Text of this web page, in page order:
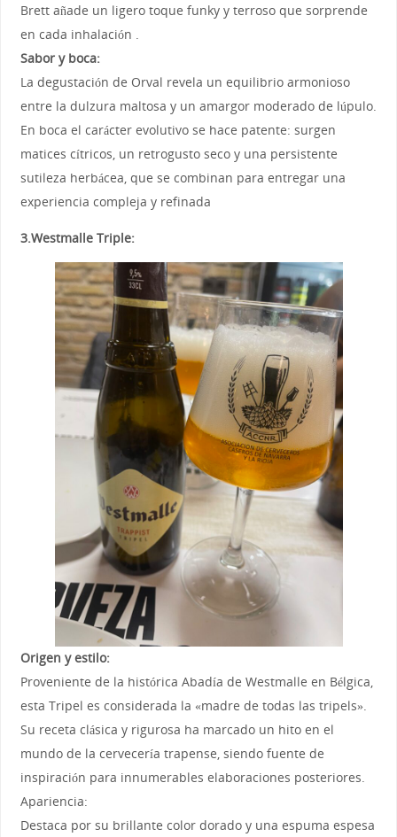
Brett añade un ligero toque funky y terroso que sorprende
en cada inhalación .
Sabor y boca:
La degustación de Orval revela un equilibrio armonioso
entre la dulzura maltosa y un amargor moderado de lúpulo.
En boca el carácter evolutivo se hace patente: surgen
matices cítricos, un retrogusto seco y una persistente
sutileza herbácea, que se combinan para entregar una
experiencia compleja y refinada
3.Westmalle Triple:
Origen y estilo:
Proveniente de la histórica Abadía de Westmalle en Bélgica,
esta Tripel es considerada la «madre de todas las tripels».
Su receta clásica y rigurosa ha marcado un hito en el
mundo de la cervecería trapense, siendo fuente de
inspiración para innumerables elaboraciones posteriores.
Apariencia:
Destaca por su brillante color dorado y una espuma espesa